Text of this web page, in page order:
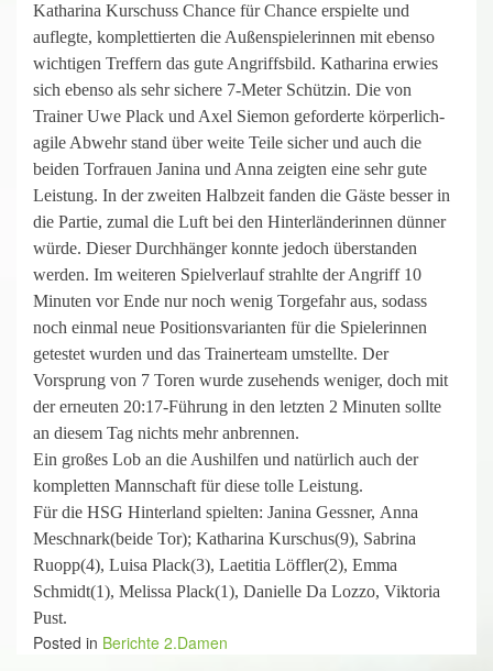
Katharina Kurschuss Chance für Chance erspielte und
auflegte, komplettierten die Außenspielerinnen mit ebenso
wichtigen Treffern das gute Angriffsbild. Katharina erwies
sich ebenso als sehr sichere 7-Meter Schützin. Die von
Trainer Uwe Plack und Axel Siemon geforderte körperlich-
agile Abwehr stand über weite Teile sicher und auch die
beiden Torfrauen Janina und Anna zeigten eine sehr gute
Leistung. In der zweiten Halbzeit fanden die Gäste besser in
die Partie, zumal die Luft bei den Hinterländerinnen dünner
würde. Dieser Durchhänger konnte jedoch überstanden
werden. Im weiteren Spielverlauf strahlte der Angriff 10
Minuten vor Ende nur noch wenig Torgefahr aus, sodass
noch einmal neue Positionsvarianten für die Spielerinnen
getestet wurden und das Trainerteam umstellte. Der
Vorsprung von 7 Toren wurde zusehends weniger, doch mit
der erneuten 20:17-Führung in den letzten 2 Minuten sollte
an diesem Tag nichts mehr anbrennen.
Ein großes Lob an die Aushilfen und natürlich auch der
kompletten Mannschaft für diese tolle Leistung.
Für die HSG Hinterland spielten: Janina Gessner, Anna
Meschnark(beide Tor); Katharina Kurschus(9), Sabrina
Ruopp(4), Luisa Plack(3), Laetitia Löffler(2), Emma
Schmidt(1), Melissa Plack(1), Danielle Da Lozzo, Viktoria
Pust.
Posted in Berichte 2.Damen